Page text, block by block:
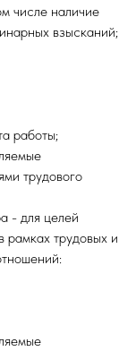
числе наличие
взысканий;
работы;
трудового
- для целей
рамках трудовых и